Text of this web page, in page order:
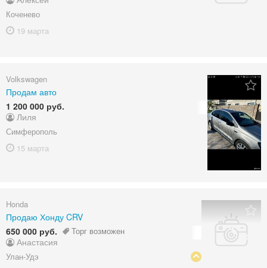
Коченево
19 марта
Volkswagen
Продам авто
1 200 000 руб.
Лиля
Симферополь
15 марта
Honda
Продаю Хонду CRV
650 000 руб.
Торг возможен
Анастасия
Улан-Удэ